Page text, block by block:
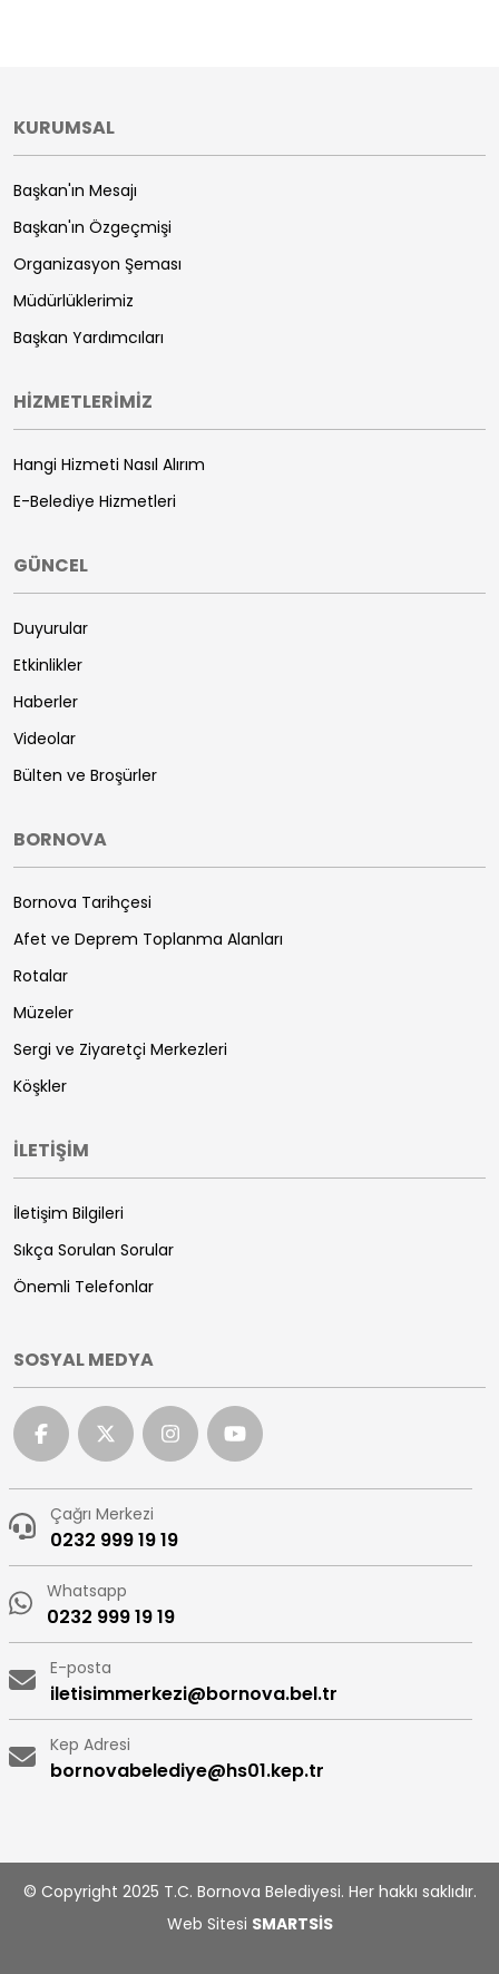
KURUMSAL
Başkan'ın Mesajı
Başkan'ın Özgeçmişi
Organizasyon Şeması
Müdürlüklerimiz
Başkan Yardımcıları
HİZMETLERİMİZ
Hangi Hizmeti Nasıl Alırım
E-Belediye Hizmetleri
GÜNCEL
Duyurular
Etkinlikler
Haberler
Videolar
Bülten ve Broşürler
BORNOVA
Bornova Tarihçesi
Afet ve Deprem Toplanma Alanları
Rotalar
Müzeler
Sergi ve Ziyaretçi Merkezleri
Köşkler
İLETİŞİM
İletişim Bilgileri
Sıkça Sorulan Sorular
Önemli Telefonlar
SOSYAL MEDYA
Çağrı Merkezi
0232 999 19 19
Whatsapp
0232 999 19 19
E-posta
iletisimmerkezi@bornova.bel.tr
Kep Adresi
bornovabelediye@hs01.kep.tr
© Copyright 2025 T.C. Bornova Belediyesi. Her hakkı saklıdır.
Web Sitesi SMARTSİS